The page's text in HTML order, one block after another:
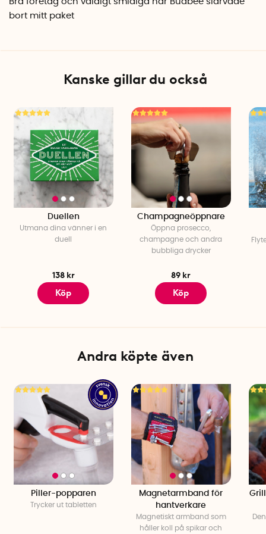
till vår kategori:Julklappsspel.
Specifikationer
Material: Trä, ABS-plast
Mått: 9,5 cm x 6 cm
Antal per förpackning: 1
Tillverkningsland: Kina
bort mitt paket
Kanske gillar du också
Duellen
Utmana dina vänner i en
duell
138 kr
Köp
Champagneöppnare
Öppna prosecco,
champagne och andra
bubbliga drycker
89 kr
Köp
Andra köpte även
Piller-popparen
Trycker ut tabletten
Magnetarmband för
hantverkare
Magnetiskt armband som
håller koll på spikar och